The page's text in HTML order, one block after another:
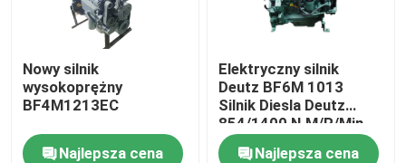
Silnik Weichai
Używany silnik
Części do silników Diesla
Nowy silnik
wysokoprężny
BF4M1213EC
Najlepsza cena
Elektryczny silnik
Deutz BF6M 1013
Silnik Diesla Deutz
854/1400 N.M/R/Min
Najlepsza cena